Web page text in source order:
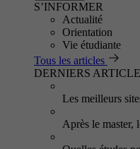
S’INFORMER
Actualité
Orientation
Vie étudiante
Tous les articles
DERNIERS
Les meilleurs
Après le master,